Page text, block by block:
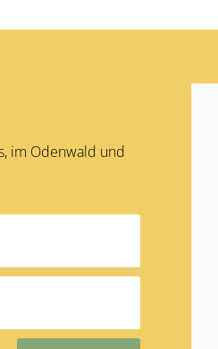
im Odenwald und